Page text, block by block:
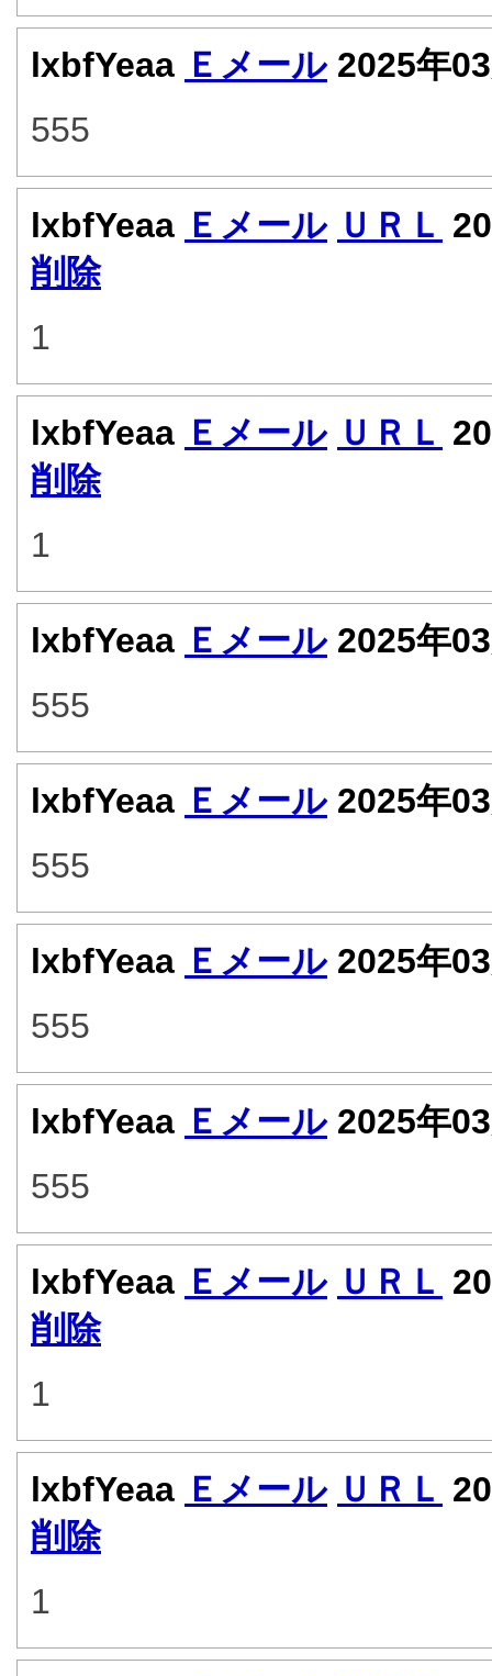
lxbfYeaa Ｅメール 2025年
555
lxbfYeaa Ｅメール ＵＲＬ
削除
1
lxbfYeaa Ｅメール ＵＲＬ
削除
1
lxbfYeaa Ｅメール 2025年
555
lxbfYeaa Ｅメール 2025年
555
lxbfYeaa Ｅメール 2025年
555
lxbfYeaa Ｅメール 2025年
555
lxbfYeaa Ｅメール ＵＲＬ
削除
1
lxbfYeaa Ｅメール ＵＲＬ
削除
1